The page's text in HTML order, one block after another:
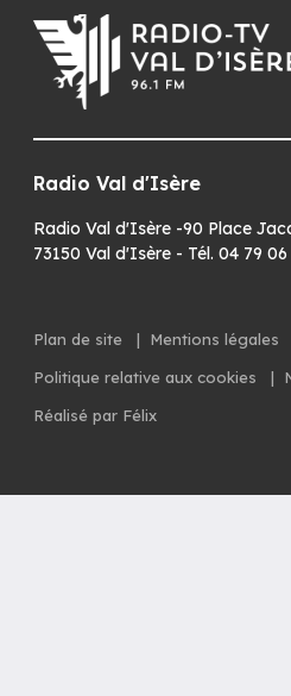
Radio Val d'Isère
Radio Val d'Isère -90 Place
73150 Val d'Isère - Tél. 04 79 06
Plan de site | Mentions légales
Politique relative aux cookies
|
Réalisé par Félix